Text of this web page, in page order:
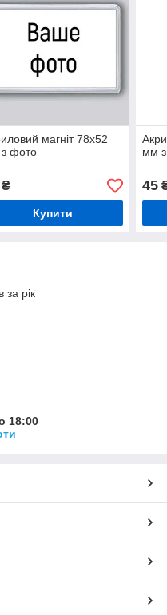
магніт 78х52
фото
Купити
мм
45
за рік
18:00